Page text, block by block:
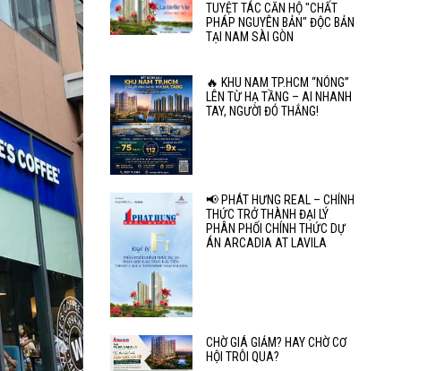
TUYỆT TÁC CĂN HỘ "CHẤT
PHÁP NGUYÊN BẢN" ĐỘC BẢN
TẠI NAM SÀI GÒN
🔥 KHU NAM TP.HCM “NÓNG”
LÊN TỪ HẠ TẦNG – AI NHANH
TAY, NGƯỜI ĐÓ THẮNG!
📢 PHÁT HƯNG REAL – CHÍNH
THỨC TRỞ THÀNH ĐẠI LÝ
PHÂN PHỐI CHÍNH THỨC DỰ
ÁN ARCADIA AT LAVILA
CHỜ GIÁ GIẢM? HAY CHỜ CƠ
HỘI TRÔI QUA?